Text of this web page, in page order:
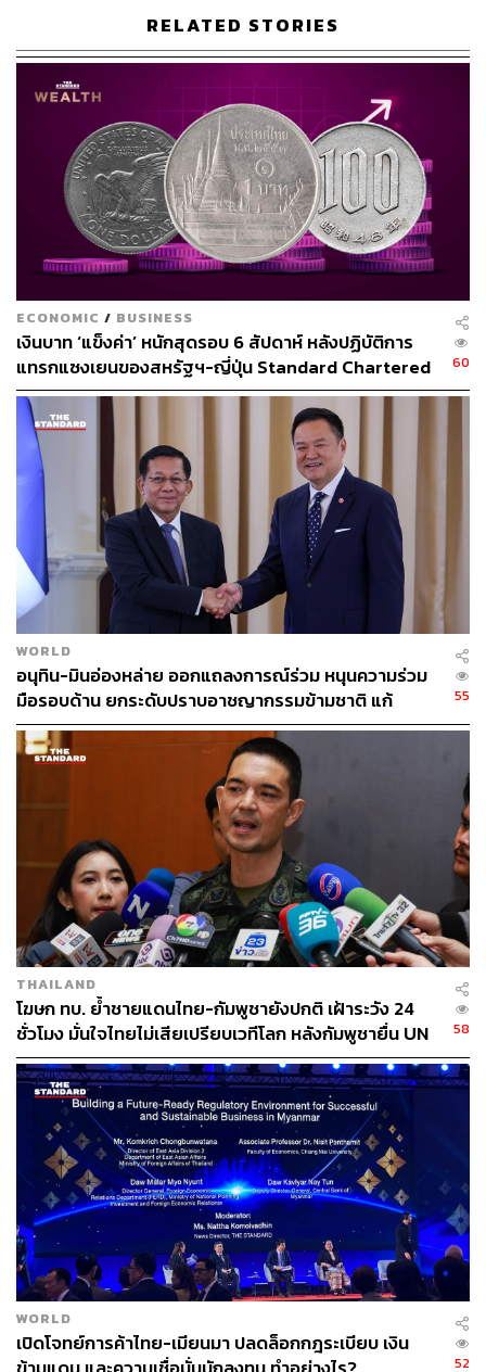
แข่งขันได้จัดแสดงและจำหน่ายผลงานต่อผู้ซื้อทั้งชาวไทย
นอกจากนี้ โครงการยังได้รับความร่วมมือจาก ทีมผู้ผลิต
รายการมืออาชีพอย่าง ’KANTANA‘ ในการผลิตและถ่ายทอด
เรื่องราวผ่านรายการเรียลลิตี้ เพื่อสร้างการรับรู้ในวงกว้าง
และผลักดัน Soft Power อัญมณีและเครื่องประดับไทยสู่
สายตาผู้ชมระดับสากล
สำหรับผู้ชนะการแข่งขัน จะได้รับรางวัลรวมมูลค่ากว่า
2,500,000 บาท พร้อมโอกาสสำคัญในการสร้างเครือข่าย
ธุรกิจ และต่อยอดสู่การเป็นผู้ประกอบการอัญมณีและเครื่อง
ประดับในระดับนานาชาติ
ทั้งนี้ โครงการเปิดรับสมัครผู้ประกอบการ ช่างฝีมือ นัก
ออกแบบ นิสิต นักศึกษา และผู้สนใจทั่วไป ทั้งในรูปแบบเดี่ยว
และแบบทีม ตั้งแต่วันนี้ – 7 มิถุนายน 2569
ผู้สนใจสามารถติดตามรายละเอียดเพิ่มเติมและสมัครเข้าร่วม
โครงการได้ที่
https://forms.gle/YRQMu3kQqmNwZtPQ7
ติดตามข่าวสารเพิ่มเติมhttps://www.facebook.com/the
cutreallity/
RELATED STORIES
ECONOMIC / BUSINESS
เงินบาท ‘แข็งค่า’ หนักสุดรอบ 6 สัปดาห์ หลังปฏิบัติการ
แทรกแซงเยนของสหรัฐฯ-ญี่ปุ่น Standard Chartered
เปิดเป้าสิ้นปีนี้จ่อแข็งต่อแตะ 32.50 บาทต่อดอลลาร์
60
WORLD
อนุทิน-มินอ่องหล่าย ออกแถลงการณ์ร่วม หนุนความร่วม
มือรอบด้าน ยกระดับปราบอาชญากรรมข้ามชาติ แก้
ปัญหาหมอกควัน-มลพิษทางน้ำ
55
THAILAND
โฆษก ทบ. ย้ำชายแดนไทย-กัมพูชายังปกติ เฝ้าระวัง 24
ชั่วโมง มั่นใจไทยไม่เสียเปรียบเวทีโลก หลังกัมพูชายื่น UN
รับรอง MOU43
58
WORLD
เปิดโจทย์การค้าไทย-เมียนมา ปลดล็อกกฎระเบียบ เงิน
52